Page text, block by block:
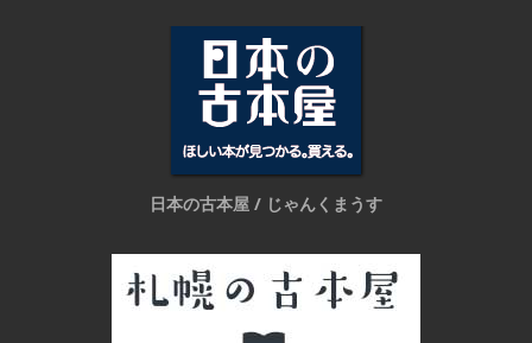
日本の古本屋 / じゃんくまうす